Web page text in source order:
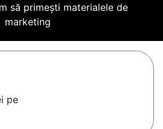
să primești materialele de
marketing
pe